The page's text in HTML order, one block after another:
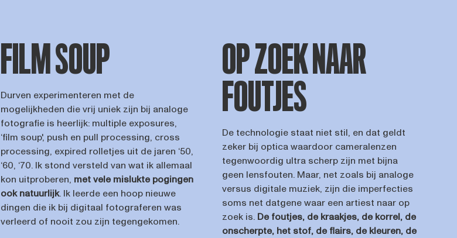
FILM SOUP
Durven experimenteren met de
mogelijkheden die vrij uniek zijn bij analoge
fotografie is heerlijk: multiple exposures,
‘film soup', push en pull processing, cross
processing, expired rolletjes uit de jaren ‘50,
‘60, ‘70. Ik stond versteld van wat ik allemaal
kon uitproberen, met vele mislukte pogingen
ook natuurlijk. Ik leerde een hoop nieuwe
dingen die ik bij digitaal fotograferen was
verleerd of nooit zou zijn tegengekomen.
OP ZOEK NAAR
FOUTJES
De technologie staat niet stil, en dat geldt
zeker bij optica waardoor cameralenzen
tegenwoordig ultra scherp zijn met bijna
geen lensfouten. Maar, net zoals bij analoge
versus digitale muziek, zijn die imperfecties
soms net datgene waar een artiest naar op
zoek is.De foutjes, de kraakjes, de korrel, de
onscherpte, het stof, de flairs, de kleuren, de